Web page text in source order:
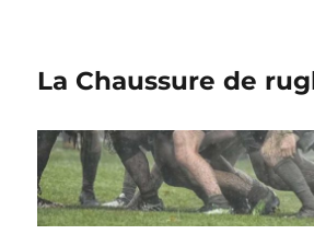
La Chaussure de